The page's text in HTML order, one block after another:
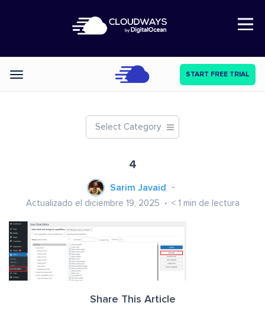
Open Nav
Categories START FREE TRIAL
Select Category
4
Sarim Javaid
Actualizado el diciembre 19, 2025 < 1 min de lectura
Share This Article